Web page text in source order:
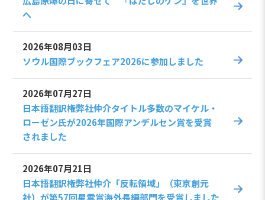
へ
2026年08月03日
ソウル国際ブックフェア2026に参加しました
2026年07月27日
日本語翻訳権弊社仲介タイトル多数のマイケル・
ローゼン氏が2026年国際アンデルセン賞を受賞
されました
2026年07月21日
日本語翻訳権弊社仲介「反転領域」（東京創元
社）が第57回星雲賞海外長編部門を受賞しました